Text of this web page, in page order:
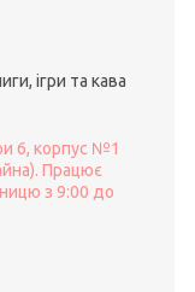
ігри та кава
6, корпус №1
Працює
з 9:00 до